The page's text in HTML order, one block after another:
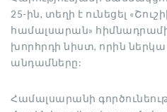
25-ին, տեղի է ունեցել
համալսարան»
խորհրդի նիստ, որին ներկա
անդամները:
Համալսարանի